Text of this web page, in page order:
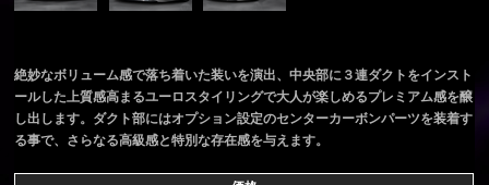
絶妙なボリューム感で落ち着いた装いを演出、中央部に３連ダクトをインスト
ールした上質感高まるユーロスタイリングで大人が楽しめるプレミアム感を醸
し出します。ダクト部にはオプション設定のセンターカーボンパーツを装着す
る事で、さらなる高級感と特別な存在感を与えます。